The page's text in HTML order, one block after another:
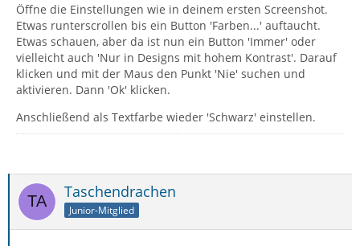
Öffne die Einstellungen wie in deinem ersten Screenshot.
Etwas runterscrollen bis ein Button 'Farben...' auftaucht.
Etwas schauen, aber da ist nun ein Button 'Immer' oder
vielleicht auch 'Nur in Designs mit hohem Kontrast'. Darauf
klicken und mit der Maus den Punkt 'Nie' suchen und
aktivieren. Dann 'Ok' klicken.
Anschließend als Textfarbe wieder 'Schwarz' einstellen.
Taschendrachen
Junior-Mitglied